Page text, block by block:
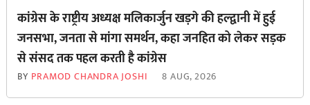
कांग्रेस के राष्ट्रीय अध्यक्ष मलिकार्जुन खड़गे की हल्द्वानी में हुई
जनसभा, जनता से मांगा समर्थन, कहा जनहित को लेकर सड़क
से ‌संसद तक पहल करती है कांग्रेस
BY PRAMOD CHANDRA JOSHI 8 AUG, 2026